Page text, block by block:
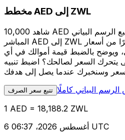
مخطط AED إلى ZWL
شاهد 10,000 AED الخاص بك أثناء الحركة. يتتبع الرسم البياني
المباشر AED إلى ZWL الخاص بنا على مدار 12 شهرًا من أسعار
ويوضح بالضبط قيمة أموالك في أي
السعر لصالحك؟ اضبط تنبيه
تتبع سعر الصرف البياني كاملًا
1 AED = 18,188.2 ZWL
6 أغسطس 2026، 06:37 UTC